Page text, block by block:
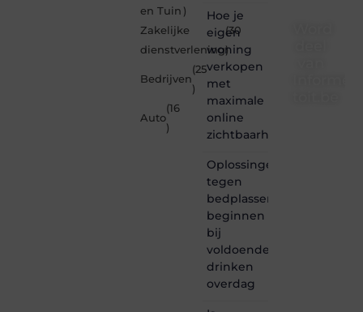
en Tuin )
Zakelijke
dienstverlening
(30
)
Bedrijven
(25
)
Auto
(16
)
Hoe je
eigen
woning
verkopen
met
maximale
online
zichtbaarheid
Oplossingen
tegen
bedplassen
beginnen
bij
voldoende
drinken
overdag